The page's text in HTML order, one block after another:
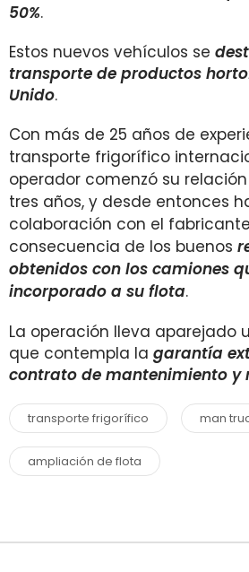
50%.
Estos nuevos vehículos se
transporte de productos
Unido.
Con más de 25 años de
transporte frigorífico
operador comenzó su
tres años, y desde entonces
colaboración con el
consecuencia de los buenos
obtenidos con los camiones
incorporado a su flota.
La operación lleva aparejado
que contempla la garantía
contrato de mantenimiento y
transporte frigorífico man
ampliación de flota